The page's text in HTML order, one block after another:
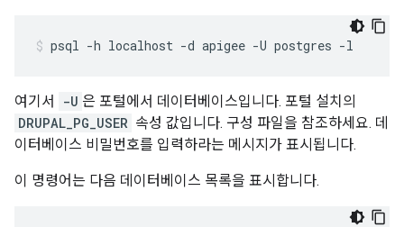
psql -h localhost -d apigee -U postgres -l
여기서 -U 은 포털에서 데이터베이스입니다. 포털 설치의
DRUPAL_PG_USER 속성 값입니다. 구성 파일을 참조하세요. 데
이터베이스 비밀번호를 입력하라는 메시지가 표시됩니다.
이 명령어는 다음 데이터베이스 목록을 표시합니다.